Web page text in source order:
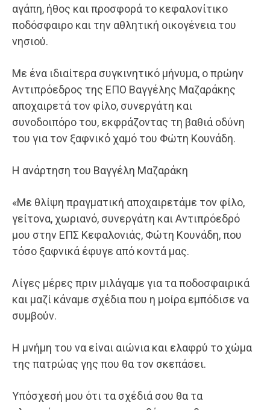
αγάπη, ήθος και προσφορά το κεφαλονίτικο
ποδόσφαιρο και την αθλητική οικογένεια του
νησιού.
Με ένα ιδιαίτερα συγκινητικό μήνυμα, ο πρώην
Αντιπρόεδρος της ΕΠΟ Βαγγέλης Μαζαράκης
αποχαιρετά τον φίλο, συνεργάτη και
συνοδοιπόρο του, εκφράζοντας τη βαθιά οδύνη
του για τον ξαφνικό χαμό του Φώτη Κουνάδη.
Η ανάρτηση του Βαγγέλη Μαζαράκη
«Με θλίψη πραγματική αποχαιρετάμε τον φίλο,
γείτονα, χωριανό, συνεργάτη και Αντιπρόεδρό
μου στην ΕΠΣ Κεφαλονιάς, Φώτη Κουνάδη, που
τόσο ξαφνικά έφυγε από κοντά μας.
Λίγες μέρες πριν μιλάγαμε για τα ποδοσφαιρικά
και μαζί κάναμε σχέδια που η μοίρα εμπόδισε να
συμβούν.
Η μνήμη του να είναι αιώνια και ελαφρύ το χώμα
της πατρώας γης που θα τον σκεπάσει.
Υπόσχεσή μου ότι τα σχέδιά σου θα τα